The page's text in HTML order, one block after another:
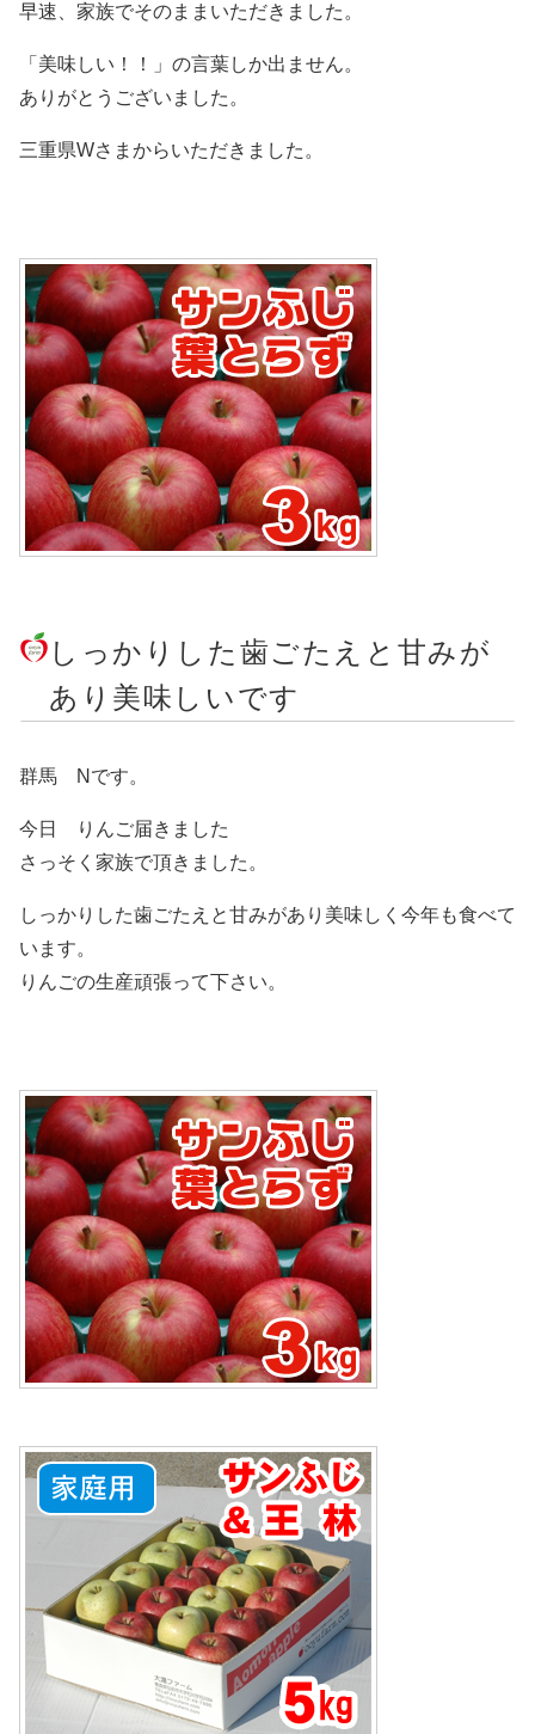
早速、家族でそのままいただきました。
「美味しい！！」の言葉しか出ません。
ありがとうございました。
三重県Wさまからいただきました。
しっかりした歯ごたえと甘みが
あり美味しいです
群馬 Nです。
今日 りんご届きました
さっそく家族で頂きました。
しっかりした歯ごたえと甘みがあり美味しく今年も食べて
います。
りんごの生産頑張って下さい。